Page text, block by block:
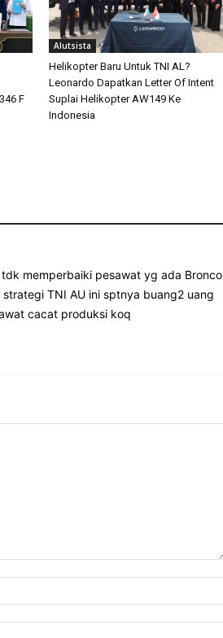
F
Alutsista
Helikopter Baru Untuk TNI AL?
Leonardo Dapatkan Letter Of Intent
Suplai Helikopter AW149 Ke
Indonesia
memperbaiki pesawat yg ada Bronco
TNI AU ini sptnya buang2 uang
cacat produksi koq